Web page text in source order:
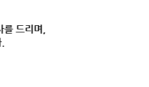
드리며,